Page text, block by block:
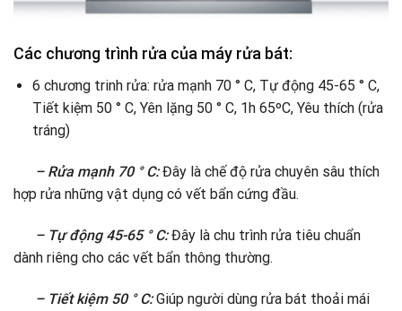
Các chương trình rửa của máy rửa bát:
6 chương trinh rửa: rửa mạnh 70 ° C, Tự động 45-65 ° C,
Tiết kiệm 50 ° C, Yên lặng 50 ° C, 1h 65ºC, Yêu thích (rửa
tráng)
– Rửa mạnh 70 ° C:Đây là chế độ rửa chuyên sâu thích
hợp rửa những vật dụng có vết bẩn cứng đầu.
– Tự động 45-65 ° C:Đây là chu trình rửa tiêu chuẩn
dành riêng cho các vết bẩn thông thường.
– Tiết kiệm 50 ° C:Giúp người dùng rửa bát thoải mái